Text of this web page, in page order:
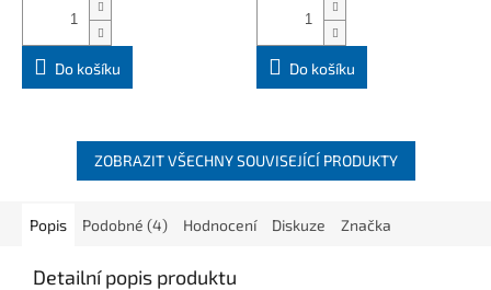
Do košíku Do košíku
ZOBRAZIT VŠECHNY SOUVISEJÍCÍ PRODUKTY
Popis Podobné (4) Hodnocení Diskuze Značka
Detailní popis produktu